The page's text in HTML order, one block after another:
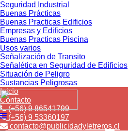
Seguridad Industrial
Buenas Prácticas
Buenas Practicas Edificios
Empresas y Edificios
Buenas Practicas Piscina
Usos varios
Señalización de Transito
Señalética en Seguridad de Edificios
Situación de Peligro
Sustancias Peligrosas
Inicio
Contacto
(+56) 9 86541799
(+56) 9 53360197
contacto@publicidadyletreros.cl